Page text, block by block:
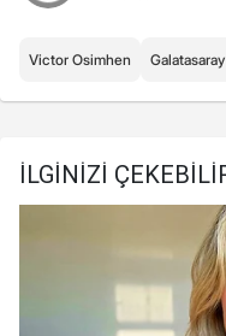
Victor Osimhen Galatasaray